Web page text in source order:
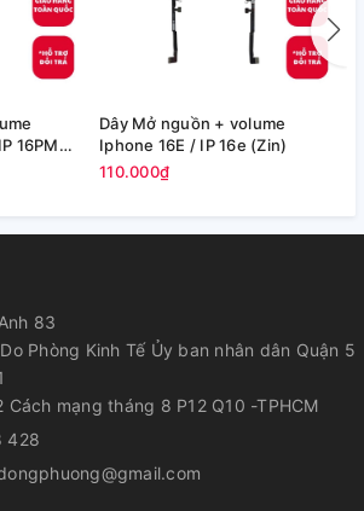
16PM
Dây Mở nguồn + volume
Iphone 16E / IP 16e (Zin)
110.000₫
83
Phòng Kinh Tế Ủy ban nhân dân Quận 5
Cách mạng tháng 8 P12 Q10 -TPHCM
428